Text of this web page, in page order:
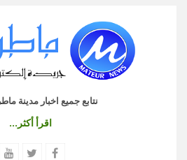
نتابع جميع اخبار مدينة
اقرأ أكثر...